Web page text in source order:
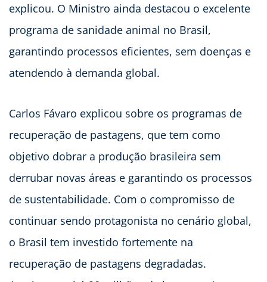
explicou. O Ministro ainda destacou o excelente
programa de sanidade animal no Brasil,
garantindo processos eficientes, sem doenças e
atendendo à demanda global.
Carlos Fávaro explicou sobre os programas de
recuperação de pastagens, que tem como
objetivo dobrar a produção brasileira sem
derrubar novas áreas e garantindo os processos
de sustentabilidade. Com o compromisso de
continuar sendo protagonista no cenário global,
o Brasil tem investido fortemente na
recuperação de pastagens degradadas.